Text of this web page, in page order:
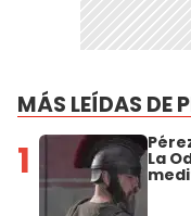
MÁS LEÍDAS DE
1 La